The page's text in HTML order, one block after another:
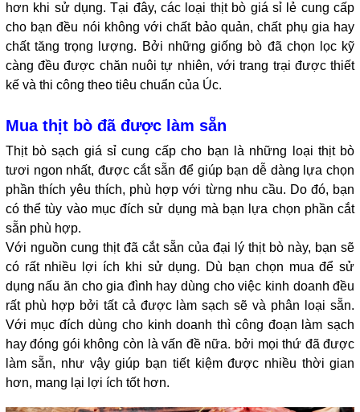
hơn khi sử dụng. Tại đây, các loại thịt bò giá sỉ lẻ cung cấp
cho bạn đều nói không với chất bảo quản, chất phụ gia hay
chất tăng trọng lượng. Bởi những giống bò đã chọn lọc kỹ
càng đều được chăn nuôi tự nhiên, với trang trại được thiết
kế và thi công theo tiêu chuẩn của Úc.
Mua thịt bò đã được làm sẵn
Thịt bò sạch giá sỉ cung cấp cho bạn là những loại thịt bò
tươi ngon nhất, được cắt sẵn để giúp bạn dễ dàng lựa chọn
phần thích yêu thích, phù hợp với từng nhu cầu. Do đó, bạn
có thể tùy vào mục đích sử dụng mà bạn lựa chọn phần cắt
sẵn phù hợp.
Với nguồn cung thịt đã cắt sẵn của đại lý thịt bò này, bạn sẽ
có rất nhiều lợi ích khi sử dụng. Dù bạn chọn mua để sử
dụng nấu ăn cho gia đình hay dùng cho việc kinh doanh đều
rất phù hợp bởi tất cả được làm sạch sẽ và phân loại sẵn.
Với mục đích dùng cho kinh doanh thì công đoạn làm sạch
hay đóng gói không còn là vấn đề nữa. bởi mọi thứ đã được
làm sẵn, như vậy giúp bạn tiết kiệm được nhiều thời gian
hơn, mang lại lợi ích tốt hơn.